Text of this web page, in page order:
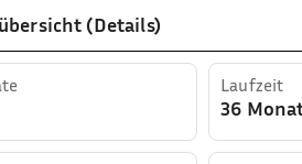
(Details)
Laufzeit
36